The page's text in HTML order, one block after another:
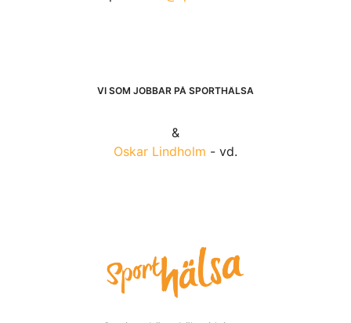
VI SOM JOBBAR PÅ SPORTHÄLSA
&
Oskar Lindholm - vd.